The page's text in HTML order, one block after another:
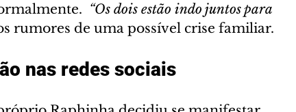
“Os dois estão indo juntos para
rumores de uma possível crise familiar.
nas redes sociais